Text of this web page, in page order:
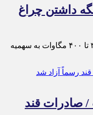
داشتن چراغ
معاون وزیر صمت، گفت: مقرر شد ۳۰۰ تا ۴۰۰ مگاوات به سهمیه
/ صادرات قند